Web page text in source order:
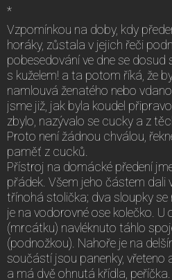
*
Vzpomínkou na doby, kdy
horáky, zůstala v jejich řeči
pobesedování ve dne se dosud
s kuželem! a ta potom říká, že
namlouvá ženatého nebo
jsme již, jak byla koudel
zbylo, nazývalo se cucky a z
Proto není žádnou chválou,
paměť z cucků.
Přístroj na domácké předení
přádek. Všem jeho částem dali
třínohá stolička; dva sloupky se
je na vodorovné ose kolečko. U
(mrcátku) navléknuto táhlo
(podnožkou). Nahoře je na
součástí jsou panenky, vřeteno
a má dvě ohnutá křídla, peříčka.